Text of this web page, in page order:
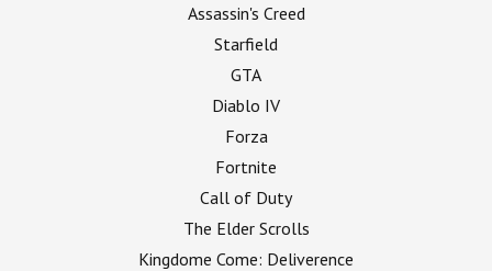
Assassin's Creed
Starfield
GTA
Diablo IV
Forza
Fortnite
Call of Duty
The Elder Scrolls
Kingdome Come: Deliverence